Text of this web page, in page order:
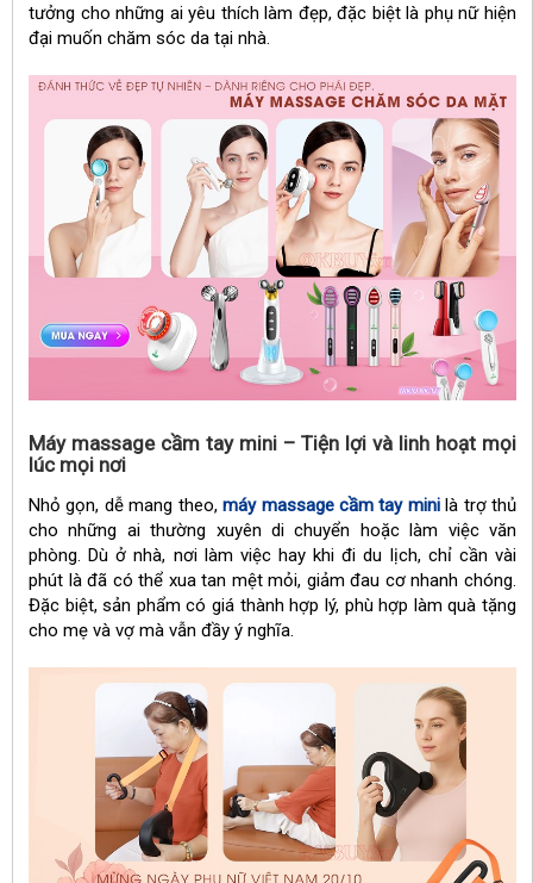
tưởng cho những ai yêu thích làm đẹp, đặc biệt là phụ nữ hiện
đại muốn chăm sóc da tại nhà.
Máy massage cầm tay mini – Tiện lợi và linh hoạt mọi
lúc mọi nơi
Nhỏ gọn, dễ mang theo,máy massage cầm tay minilà trợ thủ
cho những ai thường xuyên di chuyển hoặc làm việc văn
phòng. Dù ở nhà, nơi làm việc hay khi đi du lịch, chỉ cần vài
phút là đã có thể xua tan mệt mỏi, giảm đau cơ nhanh chóng.
Đặc biệt, sản phẩm có giá thành hợp lý, phù hợp làm quà tặng
cho mẹ và vợ mà vẫn đầy ý nghĩa.